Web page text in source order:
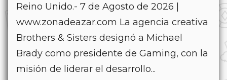
Reino Unido.- 7 de Agosto de 2026 |
www.zonadeazar.com La agencia creativa
Brothers & Sisters designó a Michael
Brady como presidente de Gaming, con la
misión de liderar el desarrollo...